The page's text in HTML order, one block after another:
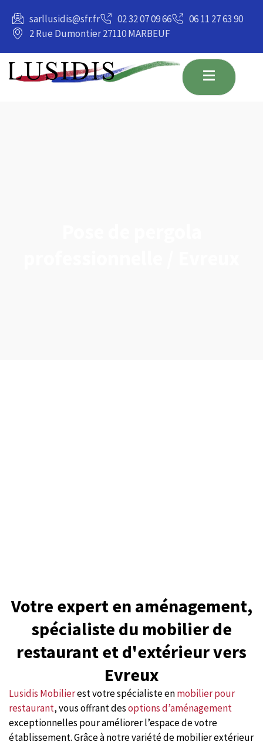
principalsarllusidis@sfr.fr 02 32 07 09 66
06 11 27 63 90
2 Rue Dumontier 27110 MARBEUF
Votre expert en aménagement,
spécialiste du mobilier de
restaurant et d'extérieur vers
Evreux
Lusidis Mobilierest votre spécialiste enmobilier pour
restaurant, vous offrant desoptions d’aménagement
exceptionnelles pour améliorer l’espace de votre
établissement. Grâce à notre variété de mobilier extérieur